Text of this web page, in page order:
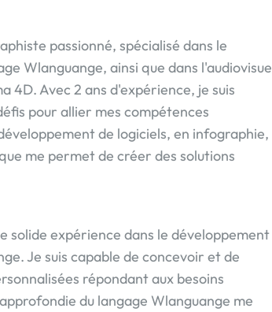
passionné, spécialisé dans le
Wlanguange, ainsi que dans
4D. Avec 2 ans d'expérience, je suis
pour allier mes compétences
de logiciels, en infographie,
me permet de créer des solutions
solide expérience dans le développement
Je suis capable de concevoir et de
répondant aux besoins
du langage Wlanguange me